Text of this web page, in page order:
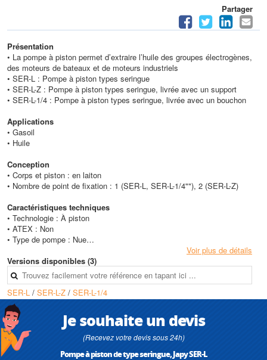
Partager
Présentation
• La pompe à piston permet d’extraire l’huile des groupes électrogènes,
des moteurs de bateaux et de moteurs industriels
• SER-L : Pompe à piston types seringue
• SER-L-Z : Pompe à piston types seringue, livrée avec un support
• SER-L-1/4 : Pompe à piston types seringue, livrée avec un bouchon
Applications
• Gasoil
• Huile
Conception
• Corps et piston : en laiton
• Nombre de point de fixation : 1 (SER-L, SER-L-1/4""), 2 (SER-L-Z)
Caractéristiques techniques
• Technologie : À piston
• ATEX : Non
• Type de pompe : Nue
• Débit max : 4 l/min
Voir plus de détails
Versions disponibles (3)
SER-L / SER-L-Z / SER-L-1/4
Je souhaite un devis
(Recevez votre devis sous 24h)
Pompe à piston de type seringue, Japy SER-L